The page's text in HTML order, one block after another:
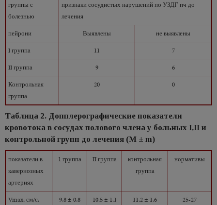
группы с
болезнью
признаки сосудистых нарушений по УЗДГ пч до
лечения
пейрони
Выявлены
не выявлены
I группа
11
7
II группа
9
6
Контрольная
группа
20 0
Таблица 2. Допплерографические показатели
кровотока в сосудах полового члена у больных I,II и
контрольной групп до лечения (М ± m)
показатели в
кавернозных
артериях
1 группа II группа
контрольная
группа
нормативы
Vmax, см/с. 9,8 ± 0,8 10,5 ± 1,1 11,2 ± 1,6
25-27